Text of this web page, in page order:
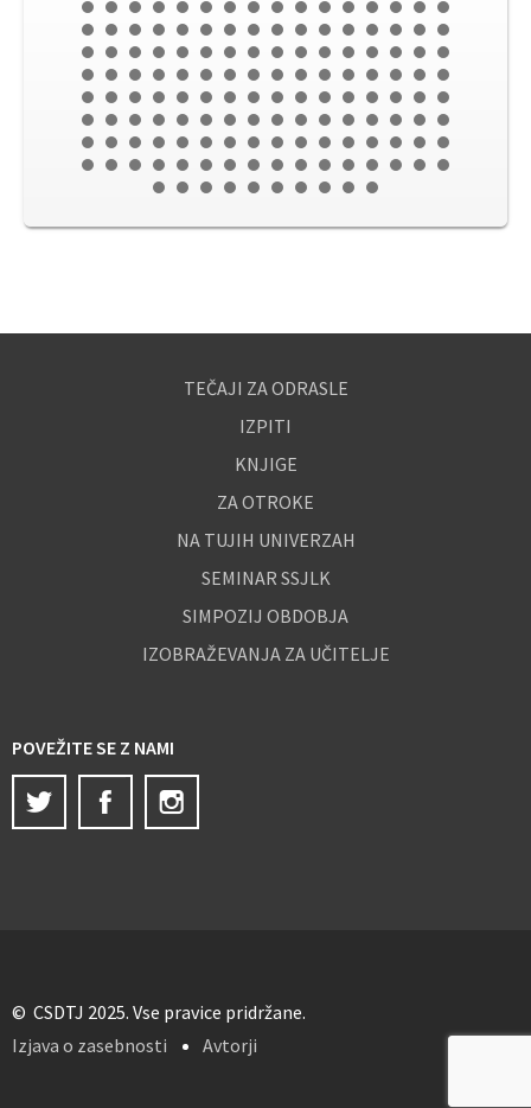
TEČAJI ZA ODRASLE
IZPITI
KNJIGE
ZA OTROKE
NA TUJIH UNIVERZAH
SEMINAR SSJLK
SIMPOZIJ OBDOBJA
IZOBRAŽEVANJA ZA UČITELJE
POVEŽITE SE Z NAMI
Twitter
Facebook
© CSDTJ 2025. Vse pravice pridržane.
Izjava o zasebnosti
Avtorji